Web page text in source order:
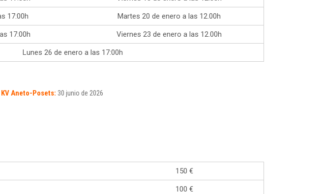
17:00h Martes 20 de enero a las 12.00h
17:00h Viernes 23 de enero a las 12.00h
Lunes 26 de enero a las 17:00h
Aneto-Posets: 30 junio de 2026
150 €
100 €